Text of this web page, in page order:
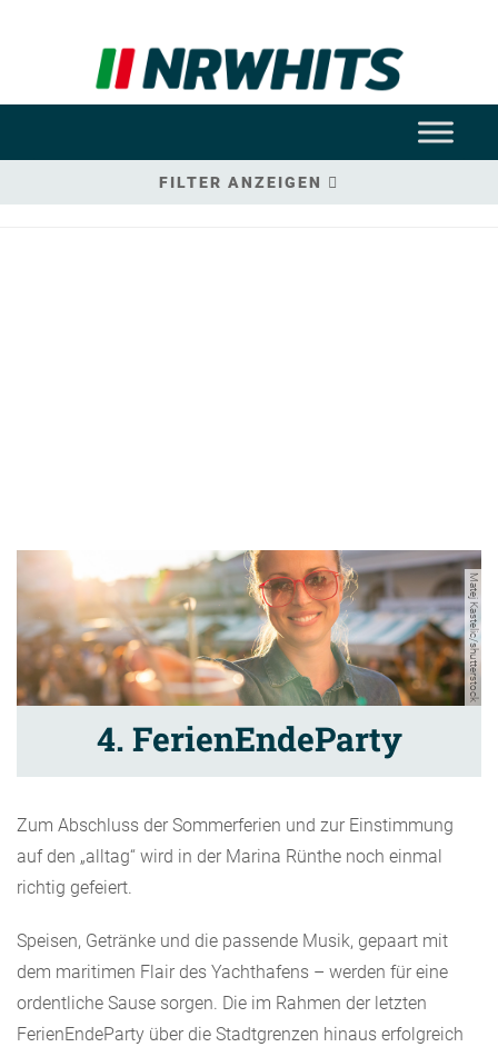
FILTER ANZEIGEN
Matej Kastelic/shutterstock
4. FerienEndeParty
Zum Abschluss der Sommerferien und zur Einstimmung
auf den „alltag“ wird in der Marina Rünthe noch einmal
richtig gefeiert.
Speisen, Getränke und die passende Musik, gepaart mit
dem maritimen Flair des Yachthafens – werden für eine
ordentliche Sause sorgen. Die im Rahmen der letzten
FerienEndeParty über die Stadtgrenzen hinaus erfolgreich